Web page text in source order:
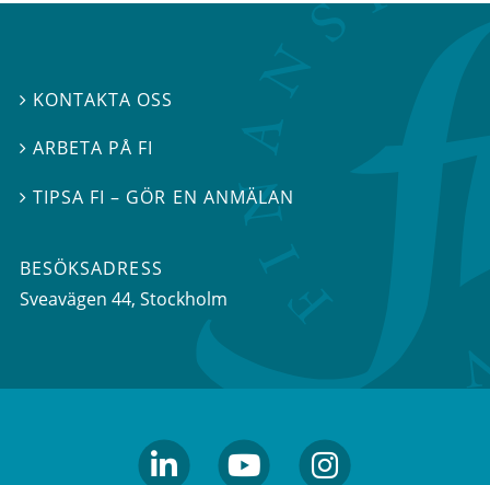
 KONTAKTA OSS
ARBETA PÅ FI
TIPSA FI – GÖR EN ANMÄLAN
BESÖKSADRESS
Sveavägen 44, Stockholm